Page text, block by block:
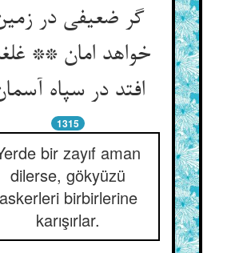
گر ضعیفی در
خواهد امان **
افتد در سپاه آسمان‌‌
1315
bir zayıf aman
dilerse, gökyüzü
askerleri birbirlerine
karışırlar.